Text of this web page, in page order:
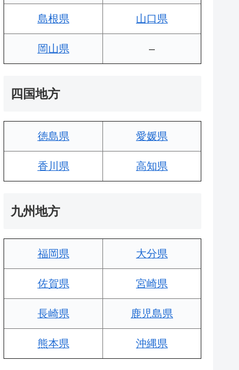
島根県 山口県
岡山県 –
四国地方
徳島県 愛媛県
香川県 高知県
九州地方
福岡県 大分県
佐賀県 宮崎県
長崎県 鹿児島県
熊本県 沖縄県